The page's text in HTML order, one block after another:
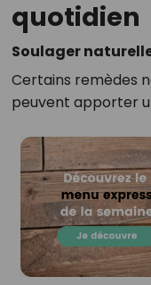
quotidien
Soulager
Certains remèdes
peuvent apporter